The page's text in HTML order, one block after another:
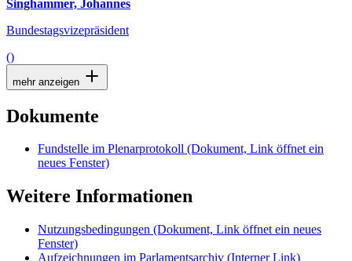
Singhammer, Johannes
Bundestagsvizepräsident
()
mehr anzeigen
Dokumente
Fundstelle im Plenarprotokoll (Dokument, Link öffnet ein
neues Fenster)
Weitere Informationen
Nutzungsbedingungen (Dokument, Link öffnet ein neues
Fenster)
Aufzeichnungen im Parlamentsarchiv (Interner Link)